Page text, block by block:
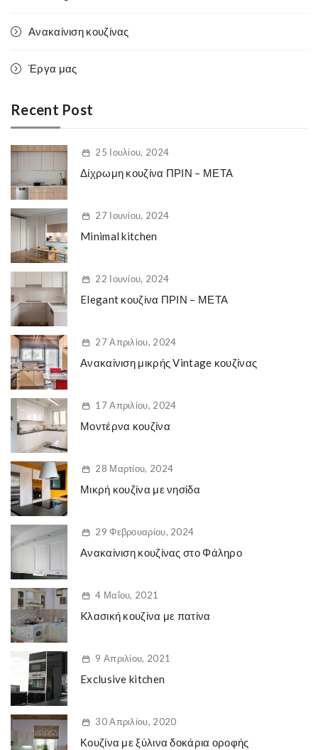
Ανακαίνιση κουζίνας
Έργα μας
Recent Post
25 Ιουλίου, 2024
Δίχρωμη κουζίνα ΠΡΙΝ – ΜΕΤΑ
27 Ιουνίου, 2024
Minimal kitchen
22 Ιουνίου, 2024
Elegant κουζίνα ΠΡΙΝ – ΜΕΤΑ
27 Απριλίου, 2024
Ανακαίνιση μικρής Vintage κουζίνας
17 Απριλίου, 2024
Μοντέρνα κουζίνα
28 Μαρτίου, 2024
Μικρή κουζίνα με νησίδα
29 Φεβρουαρίου, 2024
Ανακαίνιση κουζίνας στο Φάληρο
4 Μαΐου, 2021
Kλασική κουζίνα με πατίνα
9 Απριλίου, 2021
Exclusive kitchen
30 Απριλίου, 2020
Κουζίνα με ξύλινα δοκάρια οροφής